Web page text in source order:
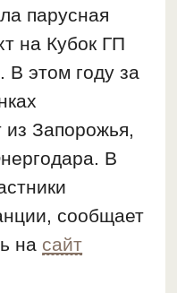
парусная
на Кубок ГП
этом году за
из Запорожья,
В
сообщает
на сайт